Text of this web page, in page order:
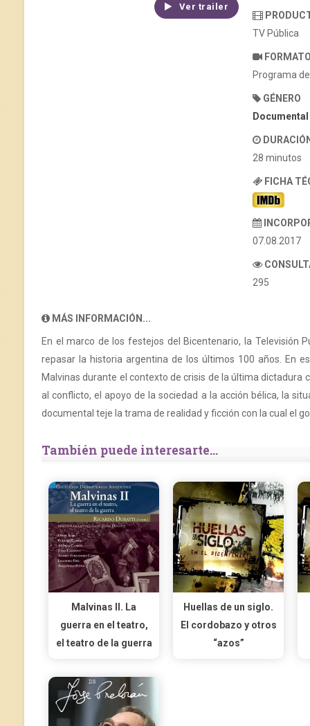
Ver trailer
TV Pública
Programa
GÉNERO
Documental
28 minutos
FICHA
07.08.2017
295
MÁS INFORMACIÓN...
En el marco de los festejos del Bicentenario, la Televisión
repasar la historia argentina de los últimos 100 años. En
Malvinas durante el contexto de crisis de la última
al conflicto, el apoyo de la sociedad a la acción bélica, la
documental teje la trama de realidad y ficción con la cual el
También puede interesarte...
Malvinas II. La
guerra en el teatro,
el teatro de la guerra
Huellas de un siglo.
El cordobazo y otros
“azos”